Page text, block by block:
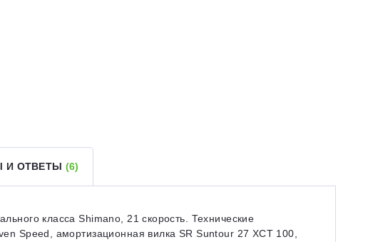
И ОТВЕТЫ (6)
класса Shimano, 21 скорость. Технические
Speed, амортизационная вилка SR Suntour 27 XCT 100,